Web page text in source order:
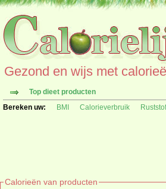
Gezond en wijs met
Top dieet producten
Bereken uw:
BMI Calorieverbruik
Calorieën van producten